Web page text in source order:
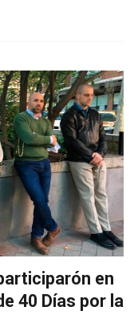
en
40 Días por la